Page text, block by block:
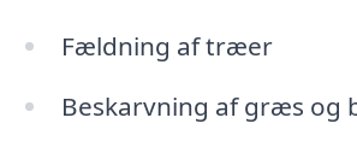
Fældning af træer
Beskarvning af græs og